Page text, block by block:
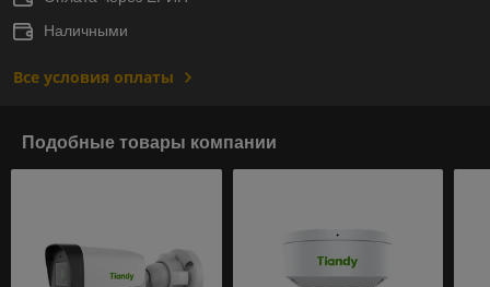
Наличными
Все условия оплаты
Подобные товары компании